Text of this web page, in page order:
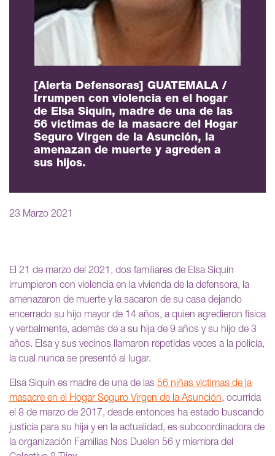
[Alerta Defensoras] GUATEMALA /
Irrumpen con violencia en el hogar
de Elsa Siquín, madre de una de las
56 víctimas de la masacre del Hogar
Seguro Virgen de la Asunción, la
amenazan de muerte y agreden a
sus hijos.
23 Marzo 2021
El 21 de marzo del 2021, dos familiares de Elsa Siquín
irrumpieron con violencia en la vivienda de la defensora, la
amenazaron de muerte y la sacaron de su casa dejando
encerrado su hijo mayor de 14 años, a quien agredieron física
y verbalmente, además de a su hija de 9 años y su hijo de 3
años. Elsa y sus vecinos llamaron repetidas veces a la policía,
la cual nunca se presentó al lugar.
Elsa Siquín es madre de una de las 56 niñas víctimas de la
masacre en el Hogar Seguro Virgen de la Asunción, ocurrida
el 8 de marzo de 2017, desde entonces ha estado buscando
justicia para su hija y en la actualidad, es subcoordinadora de
la organización Familias Nos Duelen 56 y miembra del